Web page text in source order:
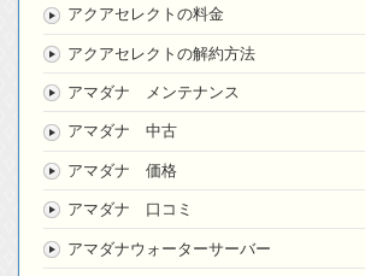
アクアセレクトの料金
アクアセレクトの解約方法
アマダナ メンテナンス
アマダナ 中古
アマダナ 価格
アマダナ 口コミ
アマダナウォーターサーバー